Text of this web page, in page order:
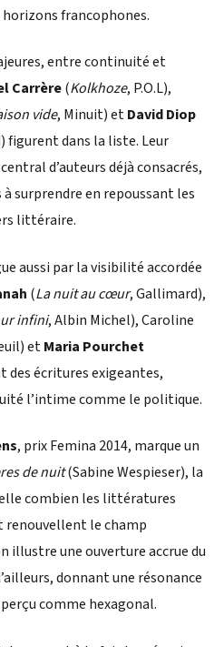
francophones.
entre continuité et
Carrère(Kolkhoze, P.O.L),
vide, Minuit) etDavid Diop
figurent dans la liste. Leur
d’auteurs déjà consacrés,
surprendre en repoussant les
littéraire.
aussi par la visibilité accordée
(La nuit au cœur, Gallimard),
infini, Albin Michel), Caroline
etMaria Pourchet
des écritures exigeantes,
l’intime comme le politique.
, prix Femina 2014, marque un
de nuit(Sabine Wespieser), la
combien les littératures
renouvellent le champ
illustre une ouverture accrue du
donnant une résonance
comme hexagonal.